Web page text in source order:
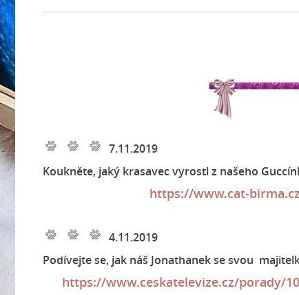
7.11.2019
Koukněte, jaký krasavec vyrostl z našeho
https://www.cat-
4.11.2019
Podívejte se, jak náš Jonathanek se svou
https://www.ceskatelevize.cz/porady/